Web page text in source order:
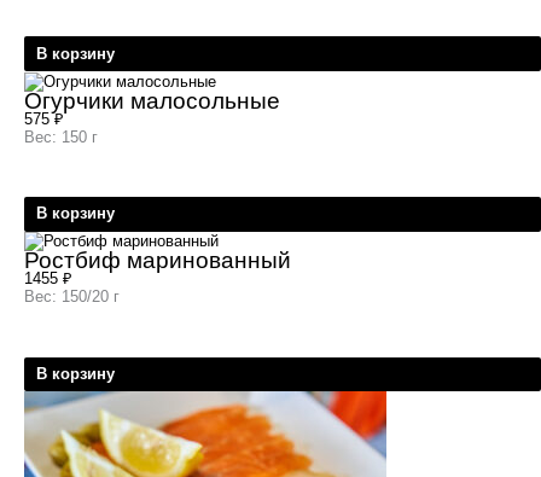
В корзину
Огурчики малосольные
575₽
Вес: 150 г
В корзину
Ростбиф маринованный
1455 ₽
Вес: 150/20 г
В корзину